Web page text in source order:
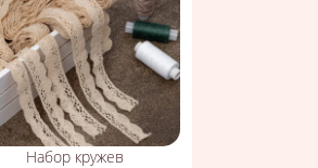
Набор кружев